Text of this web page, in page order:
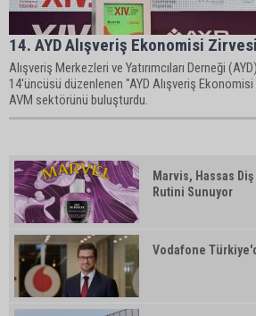
14. AYD Alışveriş Ekonomisi
Alışveriş Merkezleri ve Yatırımcıları Derneği
14'üncüsü düzenlenen "AYD Alışveriş
AVM sektörünü buluşturdu.
Marvis, Hassas
Rutini Sunuyor
Vodafone